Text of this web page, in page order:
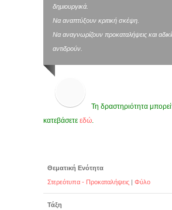
δημιουργικά.
Να αναπτύξουν κριτική σκέψη.
Να αναγνωρίζουν προκαταλήψεις και
αντιδρούν.
Τη δραστηριότητα
κατεβάσετε εδώ.
Θεματική Ενότητα
Στερεότυπα - Προκαταλήψεις | Φύλο
Τάξη